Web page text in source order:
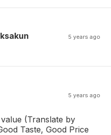
5 years ago
5 years ago
(Translate by
Taste, Good Price